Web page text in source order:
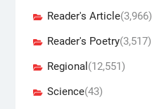
Reader's Article(3,966)
Reader's Poetry(3,517)
Regional (12,551)
Science(43)